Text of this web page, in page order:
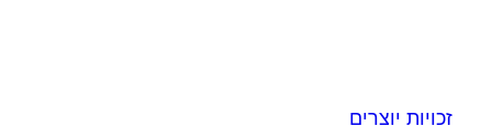
זכויות יוצרים